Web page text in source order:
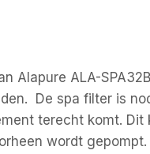
Alapure ALA-
De spa filter is
terecht komt.
wordt